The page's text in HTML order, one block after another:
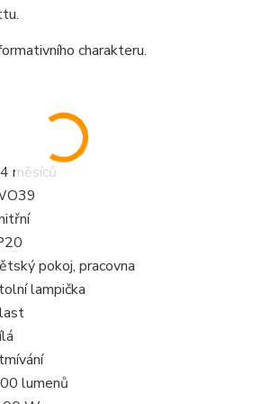
charakteru.
měsíců
pokoj, pracovna
lampička
lumenů